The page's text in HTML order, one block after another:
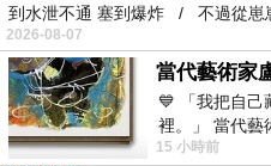
更多資料、資訊參考
到水泄不通 塞到爆炸 / 不過從崽
2026-08-07
💙 「我把自己
裡。」 當代藝
抽象韻味的新
15 小時前